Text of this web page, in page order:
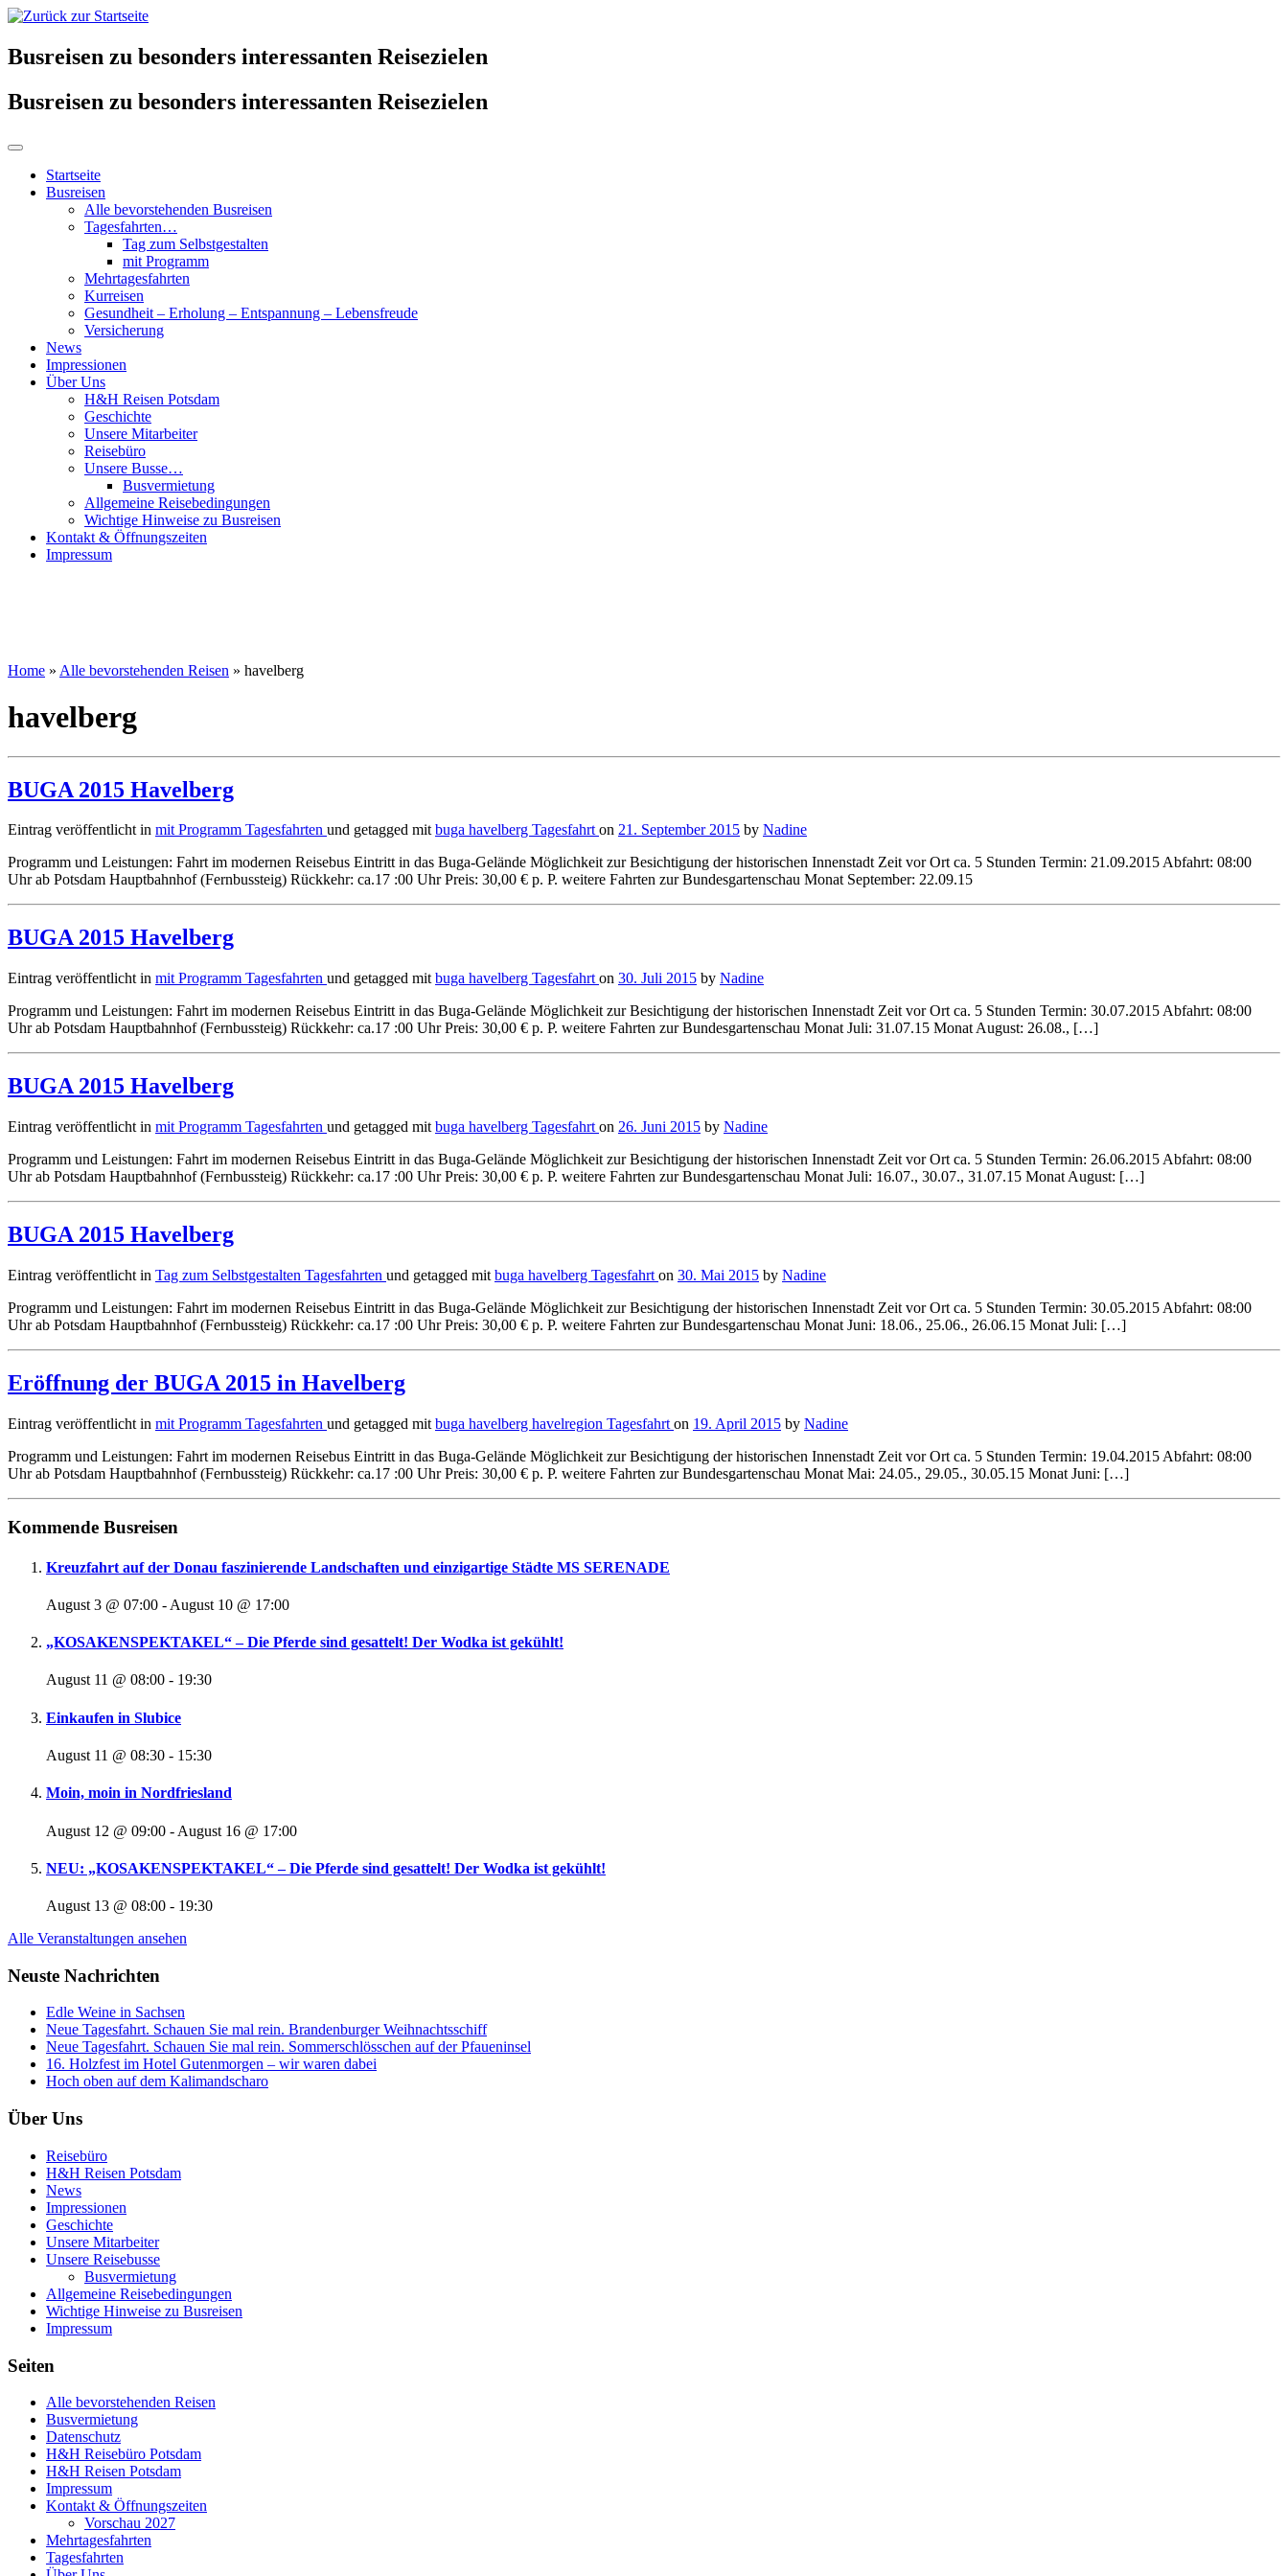
Busreisen zu besonders interessanten Reisezielen
Busreisen zu besonders interessanten Reisezielen
Startseite
Busreisen
Alle bevorstehenden Busreisen
Tagesfahrten…
Tag zum Selbstgestalten
mit Programm
Mehrtagesfahrten
Kurreisen
Gesundheit – Erholung – Entspannung – Lebensfreude
Versicherung
News
Impressionen
Über Uns
H&H Reisen Potsdam
Geschichte
Unsere Mitarbeiter
Reisebüro
Unsere Busse…
Busvermietung
Allgemeine Reisebedingungen
Wichtige Hinweise zu Busreisen
Kontakt & Öffnungszeiten
Impressum
Home » Alle bevorstehenden Reisen » havelberg
havelberg
BUGA 2015 Havelberg
Eintrag veröffentlicht in mit Programm Tagesfahrten und getagged mitbuga havelberg Tagesfahrton 21. September 2015 by Nadine
Programm und Leistungen: Fahrt im modernen Reisebus Eintritt in das Buga-Gelände Möglichkeit zur Besichtigung der historischen Innenstadt Zeit vor Ort ca. 5 Stunden Termin: 21.09.2015 Abfahrt: 08:00
Uhr ab Potsdam Hauptbahnhof (Fernbussteig) Rückkehr: ca.17 :00 Uhr Preis: 30,00 € p. P. weitere Fahrten zur Bundesgartenschau Monat September: 22.09.15
BUGA 2015 Havelberg
Eintrag veröffentlicht in mit Programm Tagesfahrten und getagged mit buga havelberg Tagesfahrt on 30. Juli 2015 by Nadine
Programm und Leistungen: Fahrt im modernen Reisebus Eintritt in das Buga-Gelände Möglichkeit zur Besichtigung der historischen Innenstadt Zeit vor Ort ca. 5 Stunden Termin: 30.07.2015 Abfahrt: 08:00
Uhr ab Potsdam Hauptbahnhof (Fernbussteig) Rückkehr: ca.17 :00 Uhr Preis: 30,00 € p. P. weitere Fahrten zur Bundesgartenschau Monat Juli: 31.07.15 Monat August: 26.08., […]
BUGA 2015 Havelberg
Eintrag veröffentlicht in mit Programm Tagesfahrten und getagged mit buga havelberg Tagesfahrt on 26. Juni 2015 by Nadine
Programm und Leistungen: Fahrt im modernen Reisebus Eintritt in das Buga-Gelände Möglichkeit zur Besichtigung der historischen Innenstadt Zeit vor Ort ca. 5 Stunden Termin: 26.06.2015 Abfahrt: 08:00
Uhr ab Potsdam Hauptbahnhof (Fernbussteig) Rückkehr: ca.17 :00 Uhr Preis: 30,00 € p. P. weitere Fahrten zur Bundesgartenschau Monat Juli: 16.07., 30.07., 31.07.15 Monat August: […]
BUGA 2015 Havelberg
Eintrag veröffentlicht in Tag zum Selbstgestalten Tagesfahrten und getagged mit buga havelberg Tagesfahrt on 30. Mai 2015 by Nadine
Programm und Leistungen: Fahrt im modernen Reisebus Eintritt in das Buga-Gelände Möglichkeit zur Besichtigung der historischen Innenstadt Zeit vor Ort ca. 5 Stunden Termin: 30.05.2015 Abfahrt: 08:00
Uhr ab Potsdam Hauptbahnhof (Fernbussteig) Rückkehr: ca.17 :00 Uhr Preis: 30,00 € p. P. weitere Fahrten zur Bundesgartenschau Monat Juni: 18.06., 25.06., 26.06.15 Monat Juli: […]
Eröffnung der BUGA 2015 in Havelberg
Eintrag veröffentlicht in mit Programm Tagesfahrten und getagged mit buga havelberg havelregion Tagesfahrt on 19. April 2015 by Nadine
Programm und Leistungen: Fahrt im modernen Reisebus Eintritt in das Buga-Gelände Möglichkeit zur Besichtigung der historischen Innenstadt Zeit vor Ort ca. 5 Stunden Termin: 19.04.2015 Abfahrt: 08:00
Uhr ab Potsdam Hauptbahnhof (Fernbussteig) Rückkehr: ca.17 :00 Uhr Preis: 30,00 € p. P. weitere Fahrten zur Bundesgartenschau Monat Mai: 24.05., 29.05., 30.05.15 Monat Juni: […]
Kommende Busreisen
Kreuzfahrt auf der Donau faszinierende Landschaften und einzigartige Städte MS SERENADE
August 3 @ 07:00 - August 10 @ 17:00
„KOSAKENSPEKTAKEL“ – Die Pferde sind gesattelt! Der Wodka ist gekühlt!
August 11 @ 08:00 - 19:30
Einkaufen in Slubice
August 11 @ 08:30 - 15:30
Moin, moin in Nordfriesland
August 12 @ 09:00 - August 16 @ 17:00
NEU: „KOSAKENSPEKTAKEL“ – Die Pferde sind gesattelt! Der Wodka ist gekühlt!
August 13 @ 08:00 - 19:30
Alle Veranstaltungen ansehen
Neuste Nachrichten
Edle Weine in Sachsen
Neue Tagesfahrt. Schauen Sie mal rein. Brandenburger Weihnachtsschiff
Neue Tagesfahrt. Schauen Sie mal rein. Sommerschlösschen auf der Pfaueninsel
16. Holzfest im Hotel Gutenmorgen – wir waren dabei
Hoch oben auf dem Kalimandscharo
Über Uns
Reisebüro
H&H Reisen Potsdam
News
Impressionen
Geschichte
Unsere Mitarbeiter
Unsere Reisebusse
Busvermietung
Allgemeine Reisebedingungen
Wichtige Hinweise zu Busreisen
Impressum
Seiten
Alle bevorstehenden Reisen
Busvermietung
Datenschutz
H&H Reisebüro Potsdam
H&H Reisen Potsdam
Impressum
Kontakt & Öffnungszeiten
Vorschau 2027
Mehrtagesfahrten
Tagesfahrten